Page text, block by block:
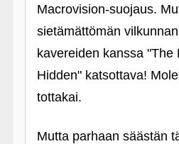
Macrovision-suojaus.
sietämättömän
kavereiden kanssa "The
Hidden" katsottava!
tottakai.
Mutta parhaan säästän